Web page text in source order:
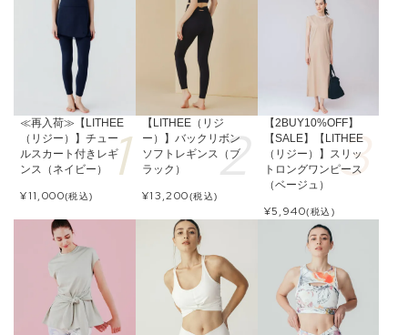
≪再入荷≫【LITHEE
（リジー）】チュー
ルスカート付きレギ
ンス（ネイビー）
¥11,000(税込)
【LITHEE（リジ
ー）】バックリボン
ソフトレギンス（ブ
ラック）
¥13,200(税込)
【2BUY10%OFF】
【SALE】【LITHEE
（リジー）】スリッ
トロングワンピース
（ベージュ）
¥5,940(税込)